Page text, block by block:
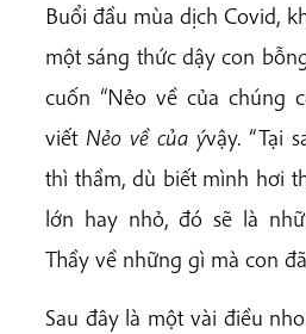
Buổi đầu mùa dịch Covid,
một sáng thức dậy con
cuốn “Nẻo về của chúng
viết Nẻo về của ývậy. “Tại
thì thầm, dù biết mình hơi
lớn hay nhỏ, đó sẽ là
Thầy về những gì mà con
Sau đây là một vài điều